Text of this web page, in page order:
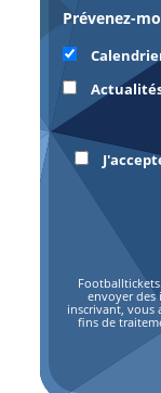
Prévenez-
envoyer des
inscrivant, vous
fins de